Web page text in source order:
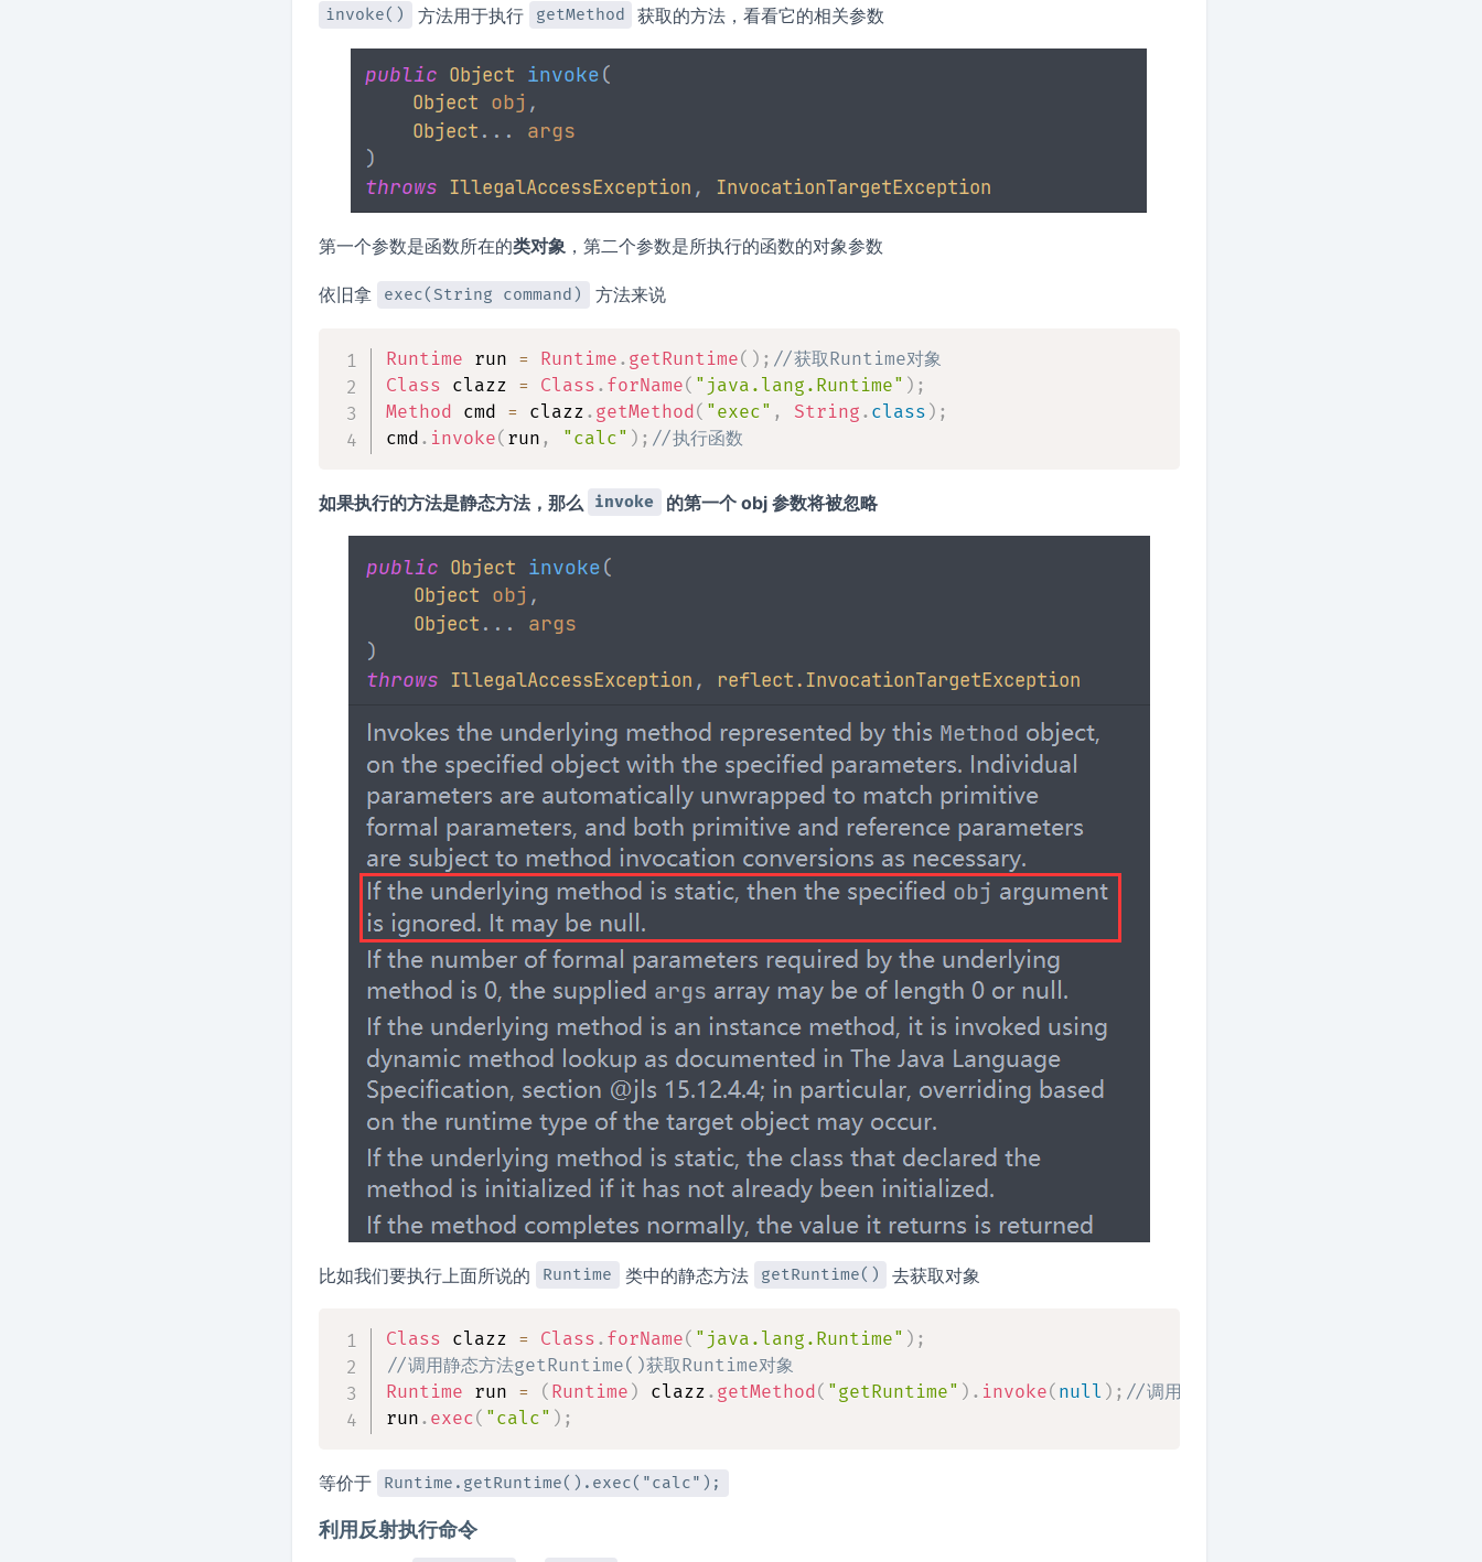
invoke() 方法用于执行 getMethod 获取的方法，看看它的相关参数
第一个参数是函数所在的类对象，第二个参数是所执行的函数的对象参数
依旧拿 exec(String command) 方法来说
Runtime run = Runtime . getRuntime( ) ; //获取Runtime对象
Class clazz = Class . forName( "java.lang.Runtime" ) ;
Method cmd = clazz . getMethod ( "exec" , String . class ) ;
cmd . invoke( run , "calc" ) ; //执行函数
如果执行的方法是静态方法，那么 invoke 的第一个 obj 参数将被忽略
比如我们要执行上面所说的 Runtime 类中的静态方法 getRuntime() 去获取对象
Class clazz = Class . forName( "java.lang.Runtime" ) ;
//调用静态方法getRuntime()获取Runtime对象
Runtime run = ( Runtime ) clazz . getMethod( "getRuntime" ) . invoke( null ) ; //调用的是静态方法，invoke()里参数随便
run . exec( "calc" ) ;
等价于 Runtime.getRuntime().exec("calc");
利用反射执行命令